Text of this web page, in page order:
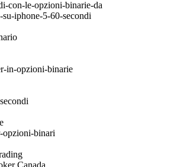
con-le-opzioni-binarie-da
iphone-5-60-secondi
in-opzioni-binarie
opzioni-binari
Canada